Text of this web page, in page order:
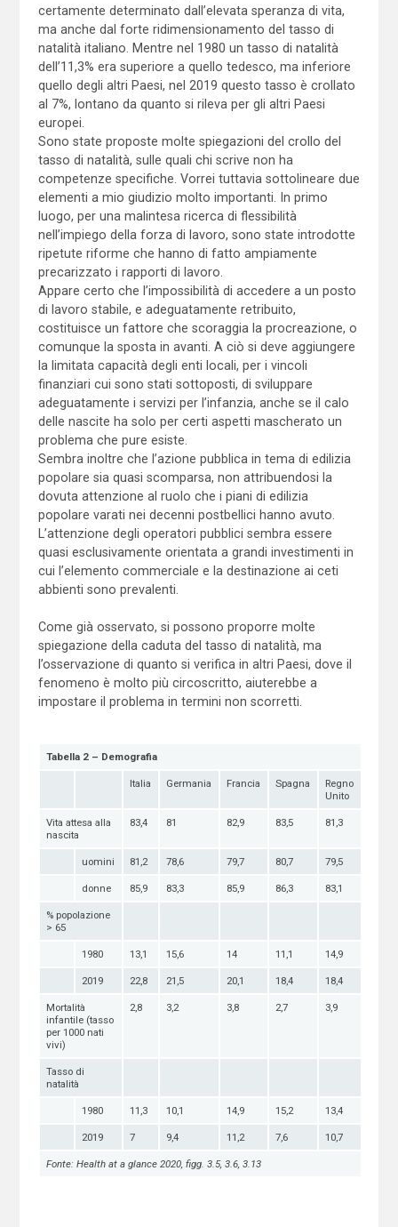
certamente determinato dall’elevata speranza di vita,
ma anche dal forte ridimensionamento del tasso di
natalità italiano. Mentre nel 1980 un tasso di natalità
dell’11,3% era superiore a quello tedesco, ma inferiore
quello degli altri Paesi, nel 2019 questo tasso è crollato
al 7%, lontano da quanto si rileva per gli altri Paesi
europei.
Sono state proposte molte spiegazioni del crollo del
tasso di natalità, sulle quali chi scrive non ha
competenze specifiche. Vorrei tuttavia sottolineare due
elementi a mio giudizio molto importanti. In primo
luogo, per una malintesa ricerca di flessibilità
nell’impiego della forza di lavoro, sono state introdotte
ripetute riforme che hanno di fatto ampiamente
precarizzato i rapporti di lavoro.
Appare certo che l’impossibilità di accedere a un posto
di lavoro stabile, e adeguatamente retribuito,
costituisce un fattore che scoraggia la procreazione, o
comunque la sposta in avanti. A ciò si deve aggiungere
la limitata capacità degli enti locali, per i vincoli
finanziari cui sono stati sottoposti, di sviluppare
adeguatamente i servizi per l’infanzia, anche se il calo
delle nascite ha solo per certi aspetti mascherato un
problema che pure esiste.
Sembra inoltre che l’azione pubblica in tema di edilizia
popolare sia quasi scomparsa, non attribuendosi la
dovuta attenzione al ruolo che i piani di edilizia
popolare varati nei decenni postbellici hanno avuto.
L’attenzione degli operatori pubblici sembra essere
quasi esclusivamente orientata a grandi investimenti in
cui l’elemento commerciale e la destinazione ai ceti
abbienti sono prevalenti.
Come già osservato, si possono proporre molte
spiegazione della caduta del tasso di natalità, ma
l’osservazione di quanto si verifica in altri Paesi, dove il
fenomeno è molto più circoscritto, aiuterebbe a
impostare il problema in termini non scorretti.
Tabella 2 – Demografia
Italia Germania Francia Spagna
Regno
Unito
Vita attesa alla
nascita
83,4 81 82,9 83,5 81,3
uomini 81,2 78,6 79,7 80,7 79,5
donne 85,9 83,3 85,9 86,3 83,1
% popolazione
> 65
1980 13,1 15,6 14 11,1 14,9
2019 22,8 21,5 20,1 18,4 18,4
Mortalità
infantile (tasso
per 1000 nati
vivi)
2,8 3,2 3,8 2,7 3,9
Tasso di
natalità
1980 11,3 10,1 14,9 15,2 13,4
2019 7 9,4 11,2 7,6 10,7
Fonte: Health at a glance 2020, figg. 3.5, 3.6, 3.13